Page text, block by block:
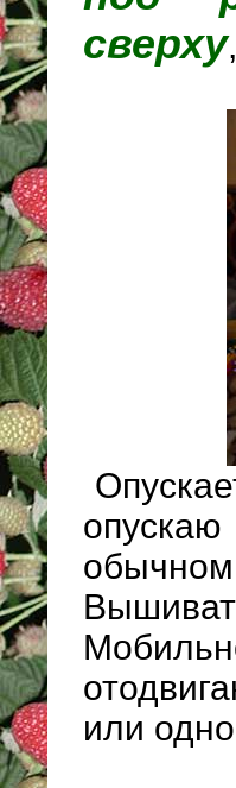
сверху
или